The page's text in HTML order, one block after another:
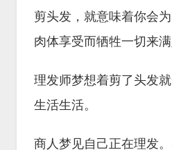
剪头发，就意味着你会
肉体享受而牺牲一切来满
理发师梦想着剪了头发
生活生活。
商人梦见自己正在理发